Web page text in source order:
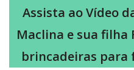
Assista ao Vídeo
Maclina e sua filha
brincadeiras para